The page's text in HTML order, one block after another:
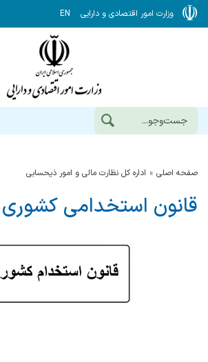
وزارت امور اقتصادی و دارایی EN
صفحه اصلی اداره كل نظارت مالي و امور ذيحسابي
قانون استخدامی کشوری